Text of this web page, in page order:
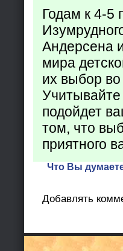
Годам к 4-5
Андерсена
мира
их выбор
Учитывайте
подойдет
том, что
приятного
Что Вы
Добавлять